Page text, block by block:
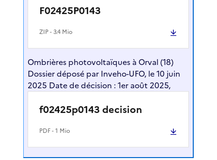
F02425P0143
ZIP- 3.4 Mio
Ombrières photovoltaïques à Orval (18)
Dossier déposé par Inveho-UFO, le 10 juin
2025 Date de décision : 1er août 2025,
f02425p0143 decision
PDF- 1 Mio